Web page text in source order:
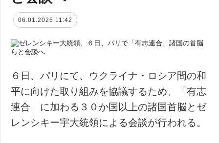
06.01.2026 11:42
６日、パリにて、ウクライナ・ロシア間の和
平に向けた取り組みを協議するため、「有志
連合」に加わる３０か国以上の諸国首脳とゼ
レンシキー宇大統領による会談が行われる。